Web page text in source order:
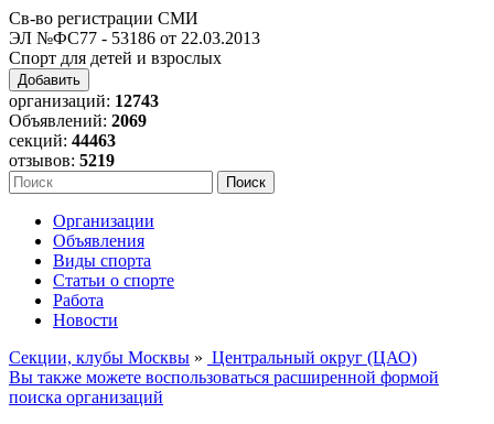
Св-во регистрации СМИ
ЭЛ №ФС77 - 53186 от 22.03.2013
Спорт для детей и взрослых
Добавить
организаций: 12743
Объявлений: 2069
секций: 44463
отзывов: 5219
Организации
Объявления
Виды спорта
Статьи о спорте
Работа
Новости
Секции, клубы Москвы » Центральный округ (ЦАО)
Вы также можете воспользоваться расширенной формой
поиска организаций